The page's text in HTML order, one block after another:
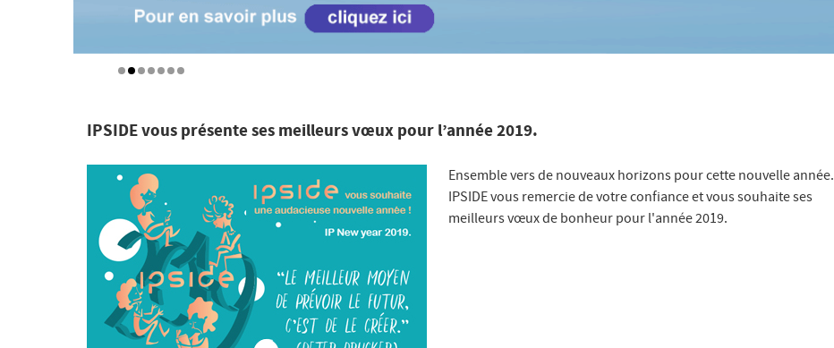
IPSIDE vous présente ses meilleurs vœux pour l’année 2019.
Ensemble vers de nouveaux horizons pour cette nouvelle année.
IPSIDE vous remercie de votre confiance et vous souhaite ses
meilleurs vœux de bonheur pour l'année 2019.